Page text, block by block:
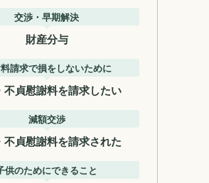
交渉・早期解決
財産分与
請求で損をしないために
不貞慰謝料を請求したい
減額交渉
不貞慰謝料を請求された
供のためにできること